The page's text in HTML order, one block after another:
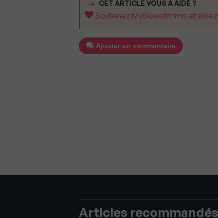
CET ARTICLE VOUS A AIDÉ ?
Soutenez MySweetImmo et
Ajouter un commentaire
Articles recommandés